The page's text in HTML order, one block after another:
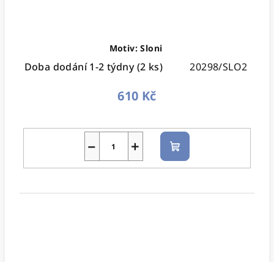
Motiv: Sloni
Doba dodání 1-2 týdny(2 ks) 20298/SLO2
610 Kč
+
− Do
košíku